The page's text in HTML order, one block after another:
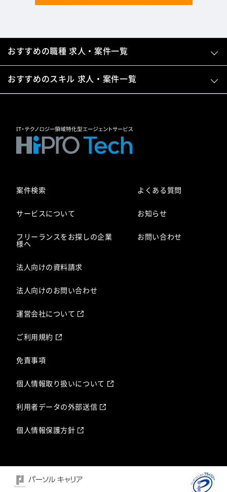
おすすめの職種 求人・案件一覧
おすすめのスキル 求人・案件一覧
案件検索
サービスについて
フリーランスをお探しの企業
様へ
法人向けの資料請求
法人向けのお問い合わせ
よくある質問
お知らせ
お問い合わせ
運営会社について
ご利用規約
免責事項
個人情報取り扱いについて
利用者データの外部送信
個人情報保護方針